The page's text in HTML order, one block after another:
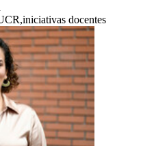
docentes